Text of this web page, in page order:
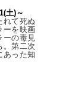
土)～
て死ぬ
ーを映画
の毒見
。第二次
あった知